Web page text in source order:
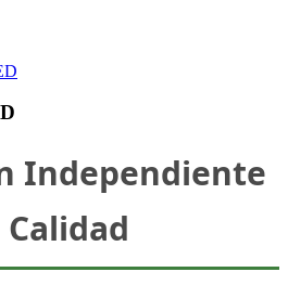
Independiente
Calidad